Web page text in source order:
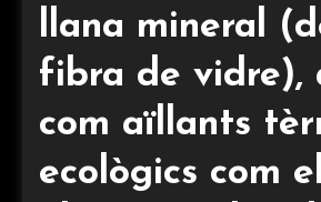
llana mineral
fibra de vidre),
com aïllants
ecològics com